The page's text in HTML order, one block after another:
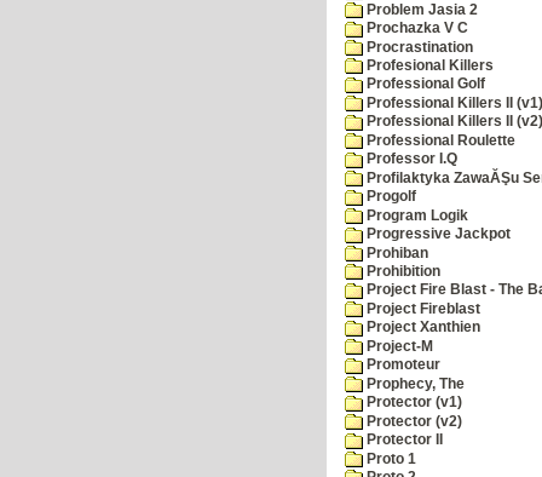
Problem Jasia 2
Prochazka V C
Procrastination
Profesional Killers
Professional Golf
Professional Killers II (v1)
Professional Killers II (v2)
Professional Roulette
Professor I.Q
Profilaktyka ZawaĂŞu
Progolf
Program Logik
Progressive Jackpot
Prohiban
Prohibition
Project Fire Blast - The
Project Fireblast
Project Xanthien
Project-M
Promoteur
Prophecy, The
Protector (v1)
Protector (v2)
Protector II
Proto 1